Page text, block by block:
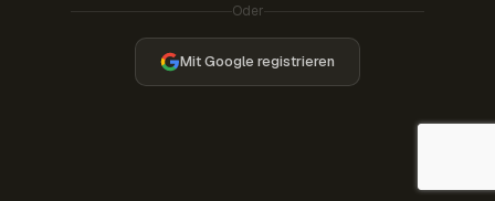
Oder
Mit Google registrieren